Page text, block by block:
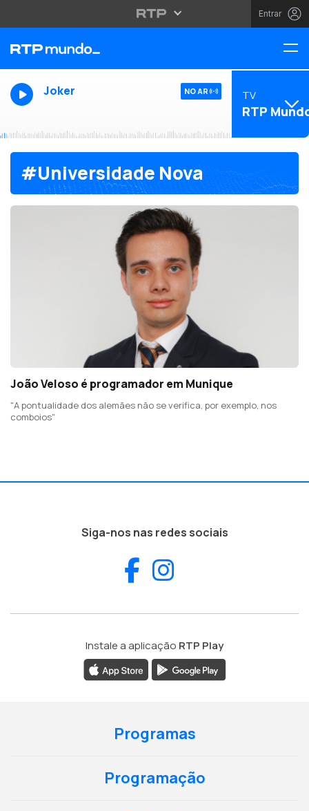
Entrar
Joker NO AR TV
RTP
#Universidade Nova
João Veloso é programador em Munique
"A pontualidade dos alemães não se verifica, por exemplo, nos
comboios"
Siga-nos nas redes sociais
Facebook
Instale a aplicação RTP Play
Programas
Programação